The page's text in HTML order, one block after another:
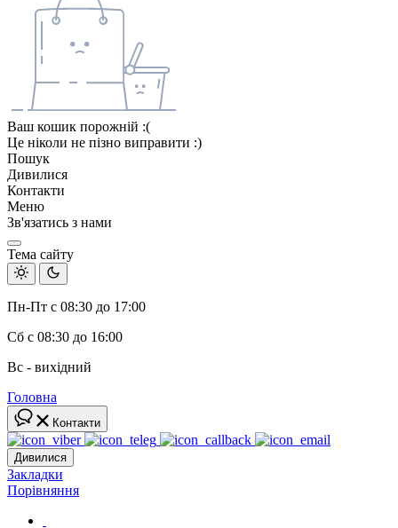
Ваш кошик порожній :(
Це ніколи не пізно виправити :)
Пошук
Дивилися
Контакти
Меню
Зв'язатись з нами
Тема сайту
Пн-Пт с 08:30 до 17:00
Сб с 08:30 до 16:00
Вс - вихідний
Головна
Контакти
Дивилися
Закладки
Порівняння